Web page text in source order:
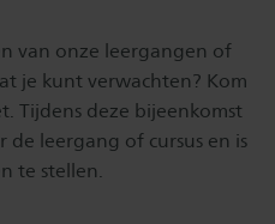
van onze leergangen of
je kunt verwachten? Kom
Tijdens deze bijeenkomst
leergang of cursus en is
te stellen.